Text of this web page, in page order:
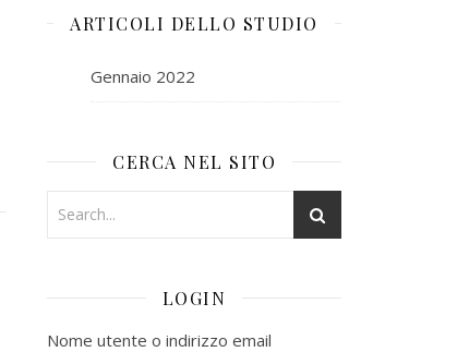
ARTICOLI DELLO STUDIO
Gennaio 2022
CERCA NEL SITO
LOGIN
Nome utente o indirizzo email